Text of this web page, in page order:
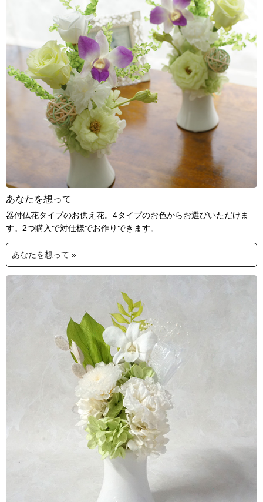
あなたを想って
器付仏花タイプのお供え花。4タイプのお色からお選びいただけま
す。2つ購入で対仕様でお作りできます。
あなたを想って »